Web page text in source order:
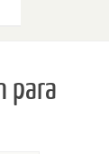
para